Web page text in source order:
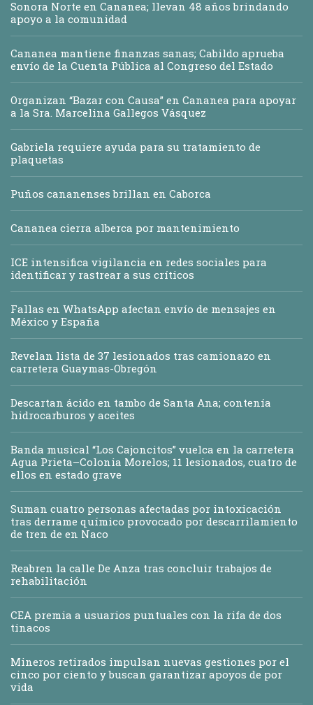
Sonora Norte en Cananea; llevan 48 años brindando
apoyo a la comunidad
Cananea mantiene finanzas sanas; Cabildo aprueba
envío de la Cuenta Pública al Congreso del Estado
Organizan “Bazar con Causa” en Cananea para apoyar
a la Sra. Marcelina Gallegos Vásquez
Gabriela requiere ayuda para su tratamiento de
plaquetas
Puños cananenses brillan en Caborca
Cananea cierra alberca por mantenimiento
ICE intensifica vigilancia en redes sociales para
identificar y rastrear a sus críticos
Fallas en WhatsApp afectan envío de mensajes en
México y España
Revelan lista de 37 lesionados tras camionazo en
carretera Guaymas-Obregón
Descartan ácido en tambo de Santa Ana; contenía
hidrocarburos y aceites
Banda musical “Los Cajoncitos” vuelca en la carretera
Agua Prieta–Colonia Morelos; 11 lesionados, cuatro de
ellos en estado grave
Suman cuatro personas afectadas por intoxicación
tras derrame químico provocado por descarrilamiento
de tren de en Naco
Reabren la calle De Anza tras concluir trabajos de
rehabilitación
CEA premia a usuarios puntuales con la rifa de dos
tinacos
Mineros retirados impulsan nuevas gestiones por el
cinco por ciento y buscan garantizar apoyos de por
vida